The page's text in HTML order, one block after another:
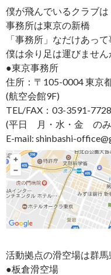
僕が飛んでいるクラブは
事務所は東京の新橋
「事務所」なだけあっ
僕は余り足は運びません
●東京事務所
住所：〒105-0004 東京
(航空会館9F)
TEL/FAX：03-3591-7728
(平日 月・水・金 の
E-mail: shinbashi-
活動拠点の滑空場は群
●板倉滑空場